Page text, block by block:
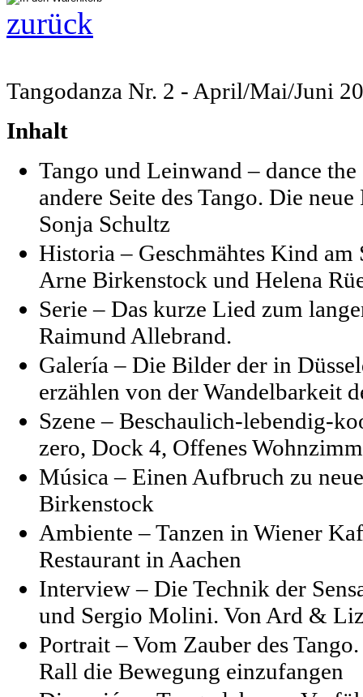
zurück
Tangodanza Nr. 2 - April/Mai/Juni
Inhalt
Tango und Leinwand – dance
andere Seite des Tango. Die
Sonja Schultz
Historia – Geschmähtes Kind
Arne Birkenstock und Helena
Serie – Das kurze Lied zum
Raimund Allebrand.
Galería – Die Bilder der in
erzählen von der Wandelbarkeit
Szene – Beschaulich-lebendig-
zero, Dock 4, Offenes
Música – Einen Aufbruch zu
Birkenstock
Ambiente – Tanzen in Wiener
Restaurant in Aachen
Interview – Die Technik der
und Sergio Molini. Von Ard &
Portrait – Vom Zauber des
Rall die Bewegung einzufangen